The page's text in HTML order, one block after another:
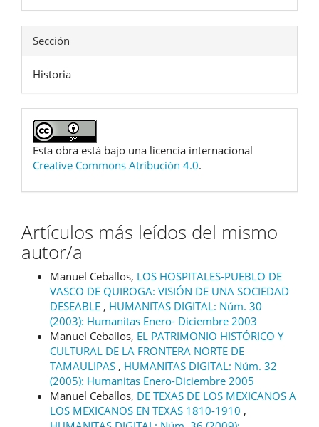
Sección
Historia
Esta obra está bajo una licencia internacional
Creative Commons Atribución 4.0.
Artículos más leídos del mismo
autor/a
Manuel Ceballos, LOS HOSPITALES-PUEBLO DE
VASCO DE QUIROGA: VISIÓN DE UNA SOCIEDAD
DESEABLE , HUMANITAS DIGITAL: Núm. 30
(2003): Humanitas Enero- Diciembre 2003
Manuel Ceballos, EL PATRIMONIO HISTÓRICO Y
CULTURAL DE LA FRONTERA NORTE DE
TAMAULIPAS , HUMANITAS DIGITAL: Núm. 32
(2005): Humanitas Enero-Diciembre 2005
Manuel Ceballos, DE TEXAS DE LOS MEXICANOS A
LOS MEXICANOS EN TEXAS 1810-1910 ,